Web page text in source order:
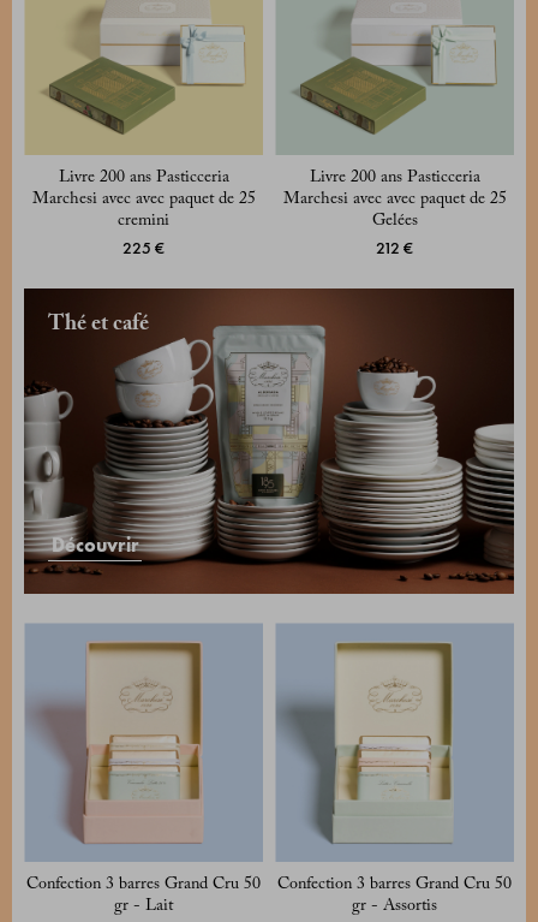
Livre 200 ans Pasticceria
Marchesi avec avec paquet de 25
cremini
225 €
Livre 200 ans Pasticceria
Marchesi avec avec paquet de 25
Gelées
212 €
Thé et café
Découvrir
Confection 3 barres Grand Cru 50
gr - Lait
Confection 3 barres Grand Cru 50
gr - Assortis